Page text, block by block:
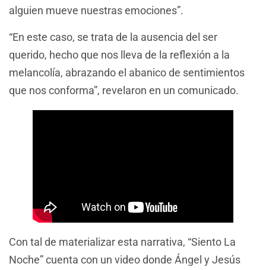
alguien mueve nuestras emociones”.
“En este caso, se trata de la ausencia del ser
querido, hecho que nos lleva de la reflexión a la
melancolía, abrazando el abanico de sentimientos
que nos conforma”, revelaron en un comunicado.
Con tal de materializar esta narrativa, “Siento La
Noche” cuenta con un video donde Ángel y Jesús